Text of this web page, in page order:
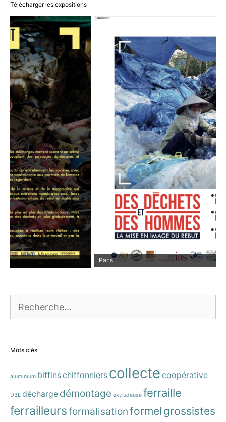
Télécharger les expositions
Paris
Mots clés
aluminium biffinschiffonniers collecte coopérative
D3E décharge démontage extrudeuse ferraille
ferrailleursformalisationformelgrossistes